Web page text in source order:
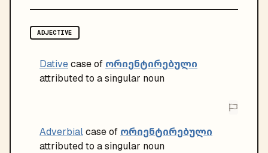
ADJECTIVE
Dativecase of ორიენტირებული
attributed to a singular noun
Adverbialcase of ორიენტირებული
attributed to a singular noun